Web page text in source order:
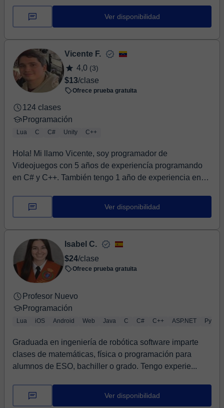
Ver disponibilidad
Vicente F.
4,0 (3)
$13/clase
Ofrece prueba gratuita
124 clases
Programación
Lua C C# Unity C++
Hola! Mi llamo Vicente, soy programador de
Videojuegos con 5 años de experiencía programando
en C# y C++. También tengo 1 año de experiencia en
Ver disponibilidad
Isabel C.
$24/clase
Ofrece prueba gratuita
Profesor Nuevo
Programación
Lua iOS Android Web Java C C# C++ ASP.NET Python
Graduada en ingeniería de robótica software imparte
clases de matemáticas, física o programación para
alumnos de ESO, bachiller o grado. Tengo experie...
Ver disponibilidad